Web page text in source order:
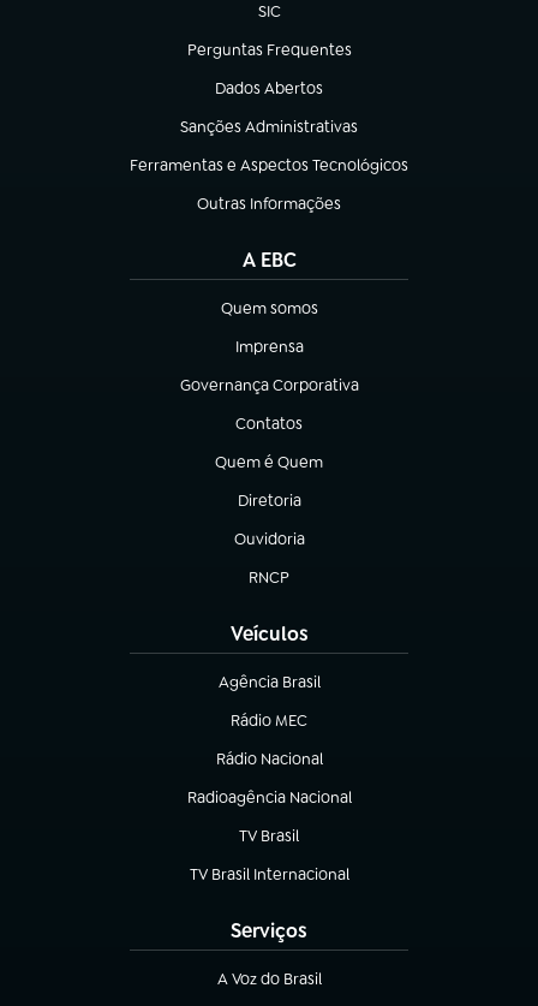
SIC
(abre em nova aba)
Perguntas Frequentes
(abre em nova aba)
Dados Abertos
(abre em nova aba)
Sanções Administrativas
(abre em nova aba)
Ferramentas e Aspectos Tecnológicos
(abre em nova aba)
Outras Informações
(abre em nova aba)
A EBC
Quem somos
(abre em nova aba)
Imprensa
(abre em nova aba)
Governança Corporativa
(abre em nova aba)
Contatos
(abre em nova aba)
Quem é Quem
(abre em nova aba)
Diretoria
(abre em nova aba)
Ouvidoria
(abre em nova aba)
RNCP
(abre em nova aba)
Veículos
Agência Brasil
(abre em nova aba)
Rádio MEC
(abre em nova aba)
Rádio Nacional
Radioagência Nacional
(abre em nova aba)
TV Brasil
(abre em nova aba)
TV Brasil Internacional
(abre em nova aba)
Serviços
A Voz do Brasil
(abre em nova aba)